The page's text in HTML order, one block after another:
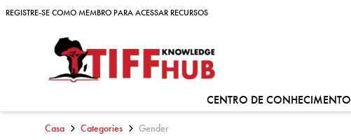
Skip to content
REGISTRE-SE COMO MEMBRO PARA ACESSAR RECURSOS
REGISTRE-SE COMO MEMBRO PARA ACESSAR RECURSOS
CENTRO DE CONHECIMENTO
Casa Categories Gender